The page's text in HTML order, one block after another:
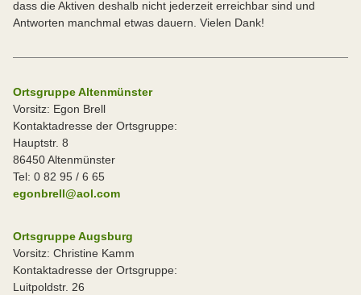
dass die Aktiven deshalb nicht jederzeit erreichbar sind und
Antworten manchmal etwas dauern. Vielen Dank!
Ortsgruppe Altenmünster
Vorsitz: Egon Brell
Kontaktadresse der Ortsgruppe:
Hauptstr. 8
86450 Altenmünster
Tel: 0 82 95 / 6 65
egonbrell@aol.com
Ortsgruppe Augsburg
Vorsitz: Christine Kamm
Kontaktadresse der Ortsgruppe:
Luitpoldstr. 26